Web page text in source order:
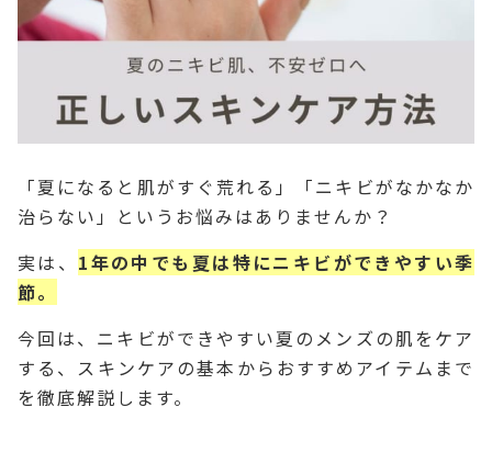
「夏になると肌がすぐ荒れる」「ニキビがなかなか
治らない」というお悩みはありませんか？
実は、 1年の中でも夏は特にニキビができやすい季
節。
今回は、ニキビができやすい夏のメンズの肌をケア
する、スキンケアの基本からおすすめアイテムまで
を徹底解説します。